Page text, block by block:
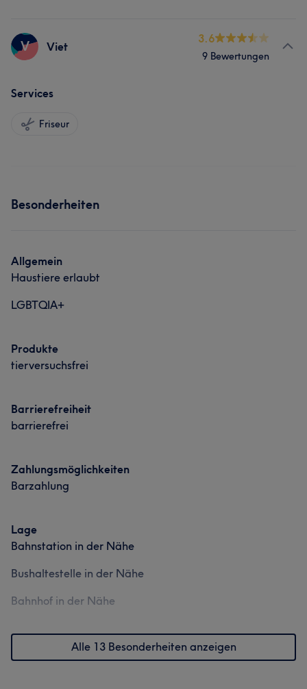
V Viet
3.6
9 Bewertungen
Services
Friseur
Besonderheiten
Allgemein
Haustiere erlaubt
LGBTQIA+
Produkte
tierversuchsfrei
Barrierefreiheit
barrierefrei
Zahlungsmöglichkeiten
Barzahlung
Lage
Bahnstation in der Nähe
Bushaltestelle in der Nähe
Bahnhof in der Nähe
Alle 13 Besonderheiten anzeigen